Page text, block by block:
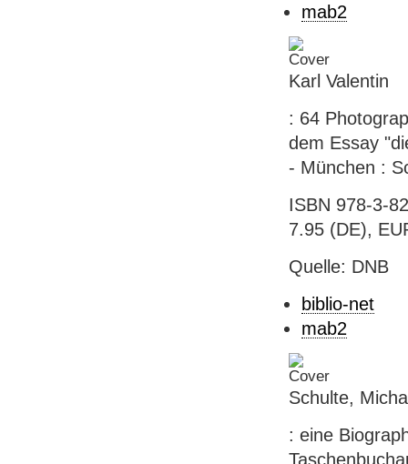
mab2
Karl Valentin
: 64
dem Essay
- München :
ISBN 978-3-
7.95 (DE),
Quelle: DNB
biblio-net
mab2
Schulte,
: eine